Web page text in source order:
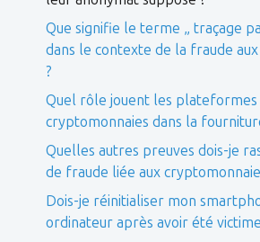
Que signifie le terme „ traçage
dans le contexte de la fraude
?
Quel rôle jouent les plateformes
cryptomonnaies dans la
Quelles autres preuves dois-je
de fraude liée aux
Dois-je réinitialiser mon
ordinateur après avoir été